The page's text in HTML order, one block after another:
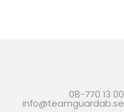
08-770 13 00
info@teamguardab.se